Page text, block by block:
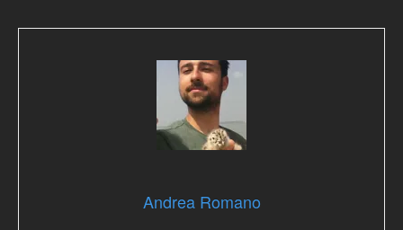
Andrea Romano